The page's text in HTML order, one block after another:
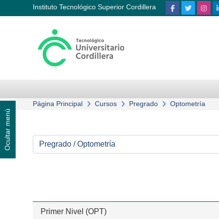
Salta al contenido principal
Instituto Tecnológico Superior Cordillera
Página Principal Cursos Pregrado Optometría
Categorías
Primer Nivel (OPT)
Ocultar menú